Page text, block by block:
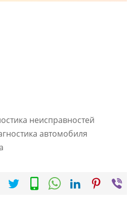
неисправностей
автомобиля